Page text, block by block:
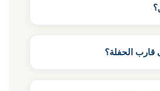
الحفلة؟